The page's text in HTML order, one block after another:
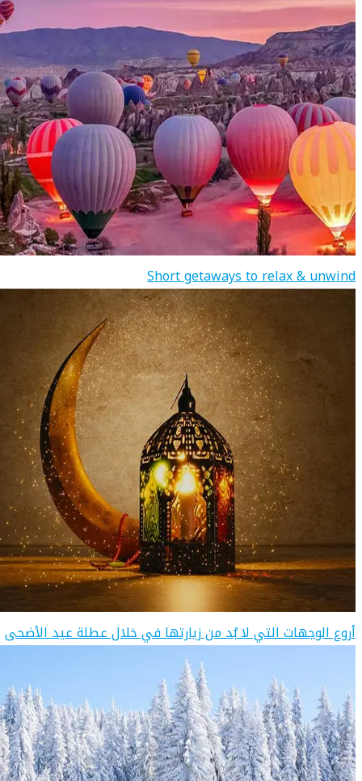
Short getaways to relax & unwind
أروع الوجهات التي لا بُد من زيارتها في خلال عطلة عيد الأضحى